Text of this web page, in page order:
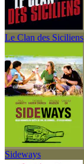
Le Clan des Siciliens
Sideways